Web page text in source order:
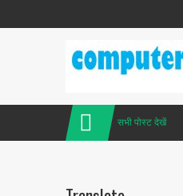
सभी पोस्ट देखें